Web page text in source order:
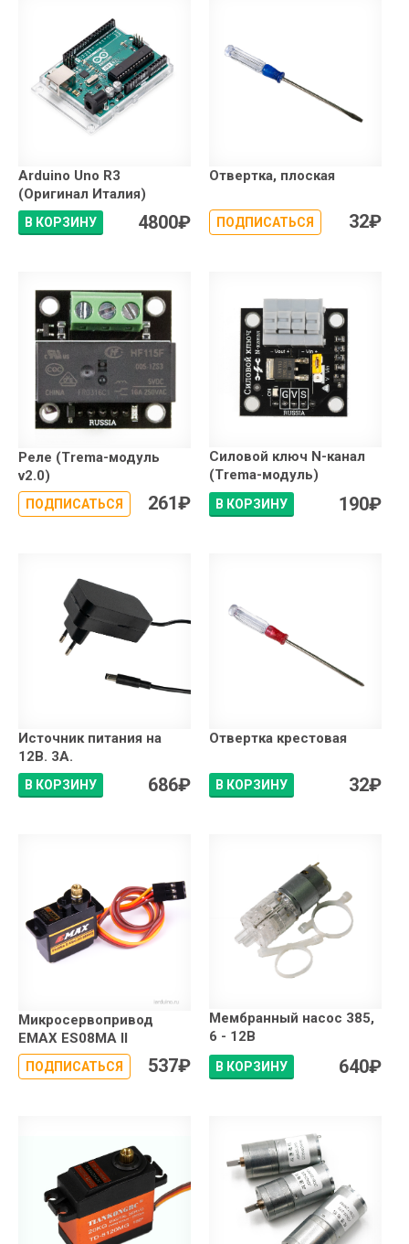
Arduino Uno R3
(Оригинал Италия)
В КОРЗИНУ 4800₽
Отвертка, плоская
ПОДПИСАТЬСЯ 32₽
Реле (Trema-модуль
v2.0)
ПОДПИСАТЬСЯ 261₽
Силовой ключ N-канал
(Trema-модуль)
В КОРЗИНУ 190₽
Источник питания на
12В. 3А.
В КОРЗИНУ 686₽
Отвертка крестовая
В КОРЗИНУ 32₽
Микросервопривод
EMAX ES08MA II
ПОДПИСАТЬСЯ 537₽
Мембранный насос 385,
6 - 12В
В КОРЗИНУ 640₽